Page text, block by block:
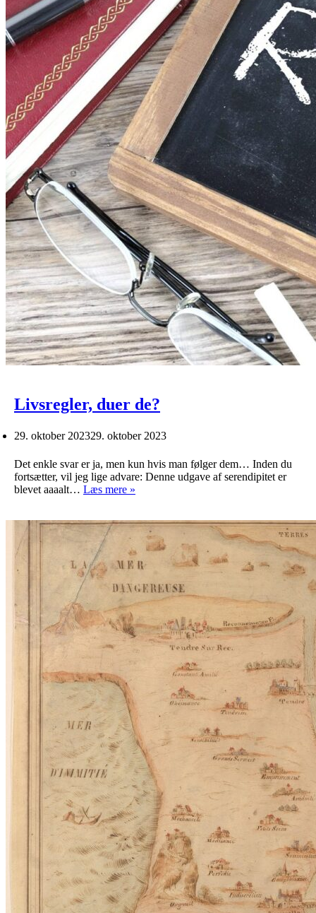
Livsregler, duer de?
29. oktober 202329. oktober 2023
Det enkle svar er ja, men kun hvis man følger dem… Inden du
fortsætter, vil jeg lige advare: Denne udgave af serendipitet er
blevet aaaalt… Læs mere »